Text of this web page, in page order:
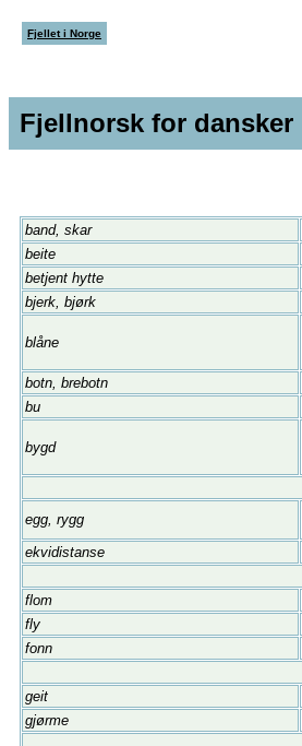
Fjellet i Norge
Fjellnorsk for dansker
band, skar
beite
betjent hytte
bjerk, bjørk
blåne
botn, brebotn
bu
bygd
egg, rygg
ekvidistanse
flom
fly
fonn
geit
gjørme